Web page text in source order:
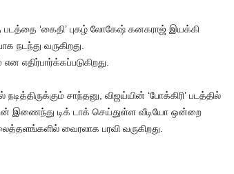
படத்தை ‘கைதி’ புகழ் லோகேஷ் கனகராஜ் இயக்கி
நடந்து வருகிறது.
எதிர்பார்க்கப்படுகிறது.
சாந்தனு, விஜய்யின் ‘போக்கிரி’ படத்தில்
இணைந்து டிக் டாக் செய்துள்ள வீடியோ ஒன்றை
வைரலாக பரவி வருகிறது.